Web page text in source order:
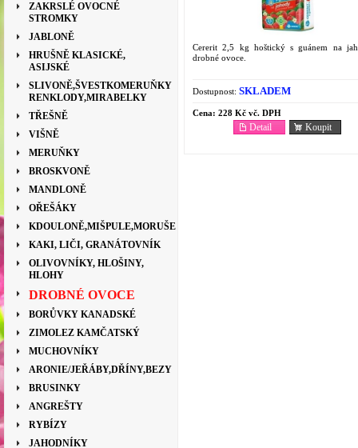
ZAKRSLÉ OVOCNÉ
STROMKY
JABLONĚ
HRUŠNĚ KLASICKÉ,
ASIJSKÉ
SLIVONĚ,ŠVESTKOMERUŇKY
RENKLODY,MIRABELKY
TŘEŠNĚ
VIŠNĚ
MERUŇKY
BROSKVONĚ
MANDLONĚ
OŘEŠÁKY
KDOULONĚ,MIŠPULE,MORUŠE
KAKI, LIČI, GRANÁTOVNÍK
OLIVOVNÍKY, HLOŠINY,
HLOHY
DROBNÉ OVOCE
BORŮVKY KANADSKÉ
ZIMOLEZ KAMČATSKÝ
MUCHOVNÍKY
ARONIE/JEŘÁBY,DŘÍNY,BEZY
BRUSINKY
ANGREŠTY
RYBÍZY
JAHODNÍKY
Cererit 2,5 kg hoštický s guánem na
drobné ovoce.
Dostupnost: SKLADEM
Cena: 228 Kč vč. DPH
Koupit
Detail